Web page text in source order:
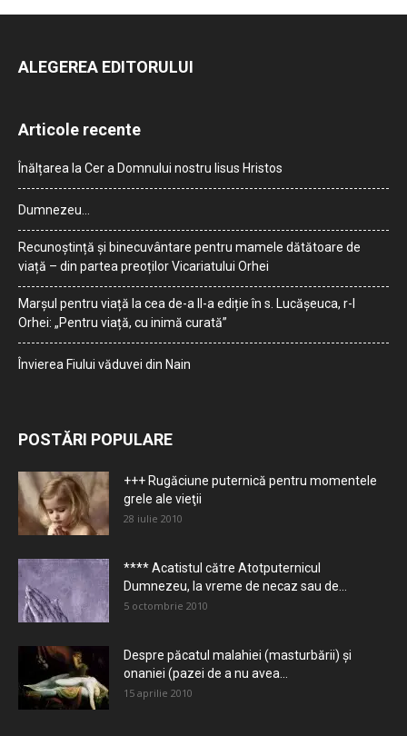
ALEGEREA EDITORULUI
Articole recente
Înălțarea la Cer a Domnului nostru Iisus Hristos
Dumnezeu…
Recunoștință și binecuvântare pentru mamele dătătoare de
viață – din partea preoților Vicariatului Orhei
Marșul pentru viață la cea de-a II-a ediție în s. Lucășeuca, r-l
Orhei: „Pentru viață, cu inimă curată”
Învierea Fiului văduvei din Nain
POSTĂRI POPULARE
+++ Rugăciune puternică pentru momentele
grele ale vieţii
28 iulie 2010
**** Acatistul către Atotputernicul
Dumnezeu, la vreme de necaz sau de...
5 octombrie 2010
Despre păcatul malahiei (masturbării) şi
onaniei (pazei de a nu avea...
15 aprilie 2010